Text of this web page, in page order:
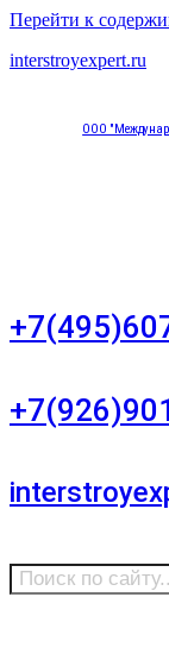
Перейти к
interstroyexpert.ru
ООО